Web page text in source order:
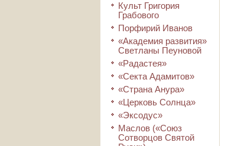
Культ Григория
Грабового
Порфирий Иванов
«Академия развития»
Светланы Пеуновой
«Радастея»
«Секта Адамитов»
«Страна Анура»
«Церковь Солнца»
«Эксодус»
Маслов («Союз
Сотворцов Святой